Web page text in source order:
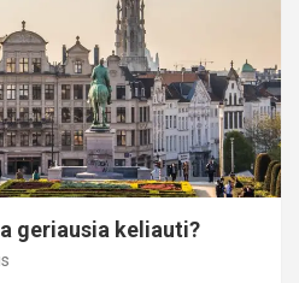
geriausia keliauti?